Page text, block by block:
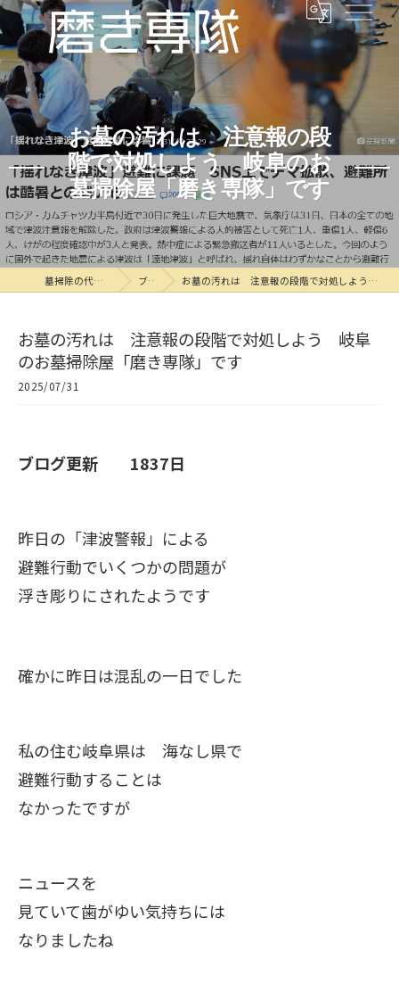
お墓の汚れは 注意報の段
階で対処しよう 岐阜のお
墓掃除屋「磨き専隊」です
墓掃除の代行なら磨き専隊 ブログ お墓の汚れは 注意報の段階で対処しよう 岐阜のお墓掃除屋「磨き専隊」です
お墓の汚れは 注意報の段階で対処しよう 岐阜
のお墓掃除屋「磨き専隊」です
2025/07/31
ブログ更新 1837日
昨日の「津波警報」による
避難行動でいくつかの問題が
浮き彫りにされたようです
確かに昨日は混乱の一日でした
私の住む岐阜県は 海なし県で
避難行動することは
なかったですが
ニュースを
見ていて歯がゆい気持ちには
なりましたね